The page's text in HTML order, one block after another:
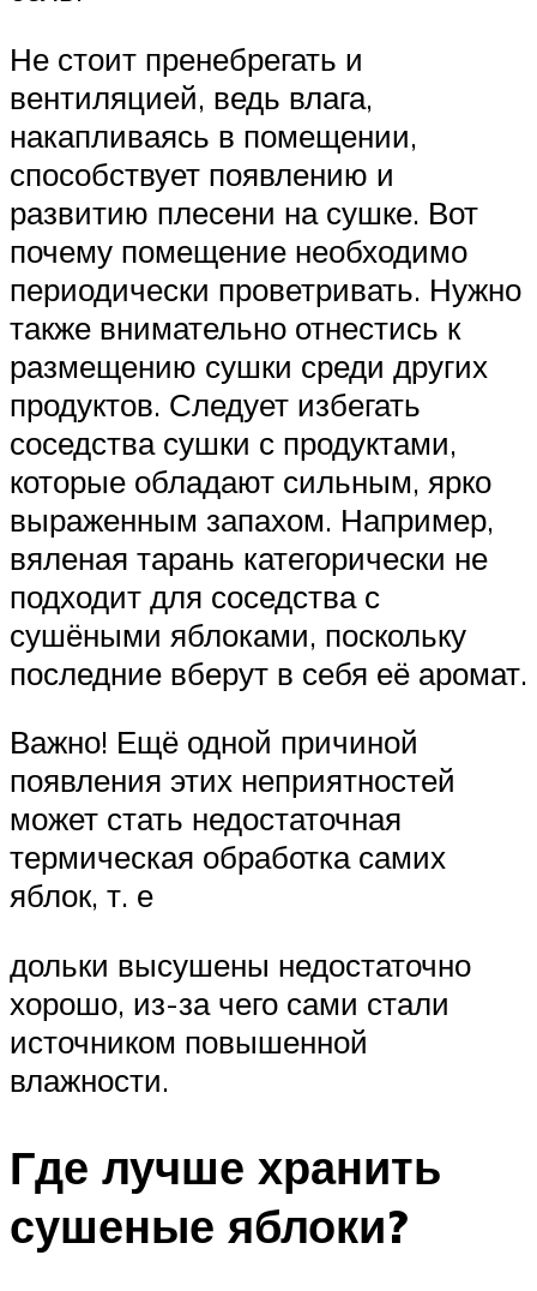
Не стоит пренебрегать и
вентиляцией, ведь влага,
накапливаясь в помещении,
способствует появлению и
развитию плесени на сушке. Вот
почему помещение необходимо
периодически проветривать. Нужно
также внимательно отнестись к
размещению сушки среди других
продуктов. Следует избегать
соседства сушки с продуктами,
которые обладают сильным, ярко
выраженным запахом. Например,
вяленая тарань категорически не
подходит для соседства с
сушёными яблоками, поскольку
последние вберут в себя её аромат.
Важно! Ещё одной причиной
появления этих неприятностей
может стать недостаточная
термическая обработка самих
яблок, т. е
дольки высушены недостаточно
хорошо, из-за чего сами стали
источником повышенной
влажности.
Где лучше хранить
сушеные яблоки?